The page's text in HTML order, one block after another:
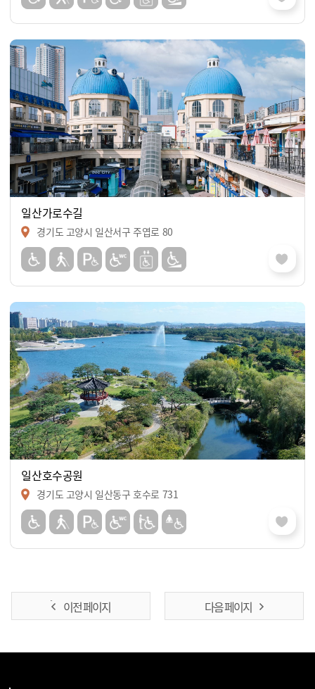
일산가로수길
경기도 고양시 일산서구 주엽로 80
일산호수공원
경기도 고양시 일산동구 호수로 731
이전 페이지 다음 페이지